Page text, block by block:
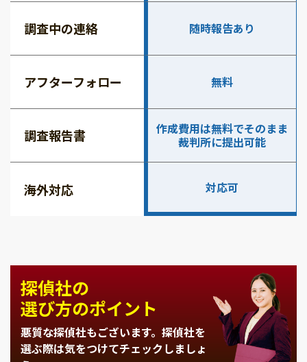
調査中の連絡 随時報告あり
アフターフォロー 無料
調査報告書
作成費用は無料でそのまま
裁判所に提出可能
海外対応 対応可
探偵社の
選び方のポイント
悪質な探偵社もございます。 探偵社を
選ぶ際は気をつけてチェックしましょ